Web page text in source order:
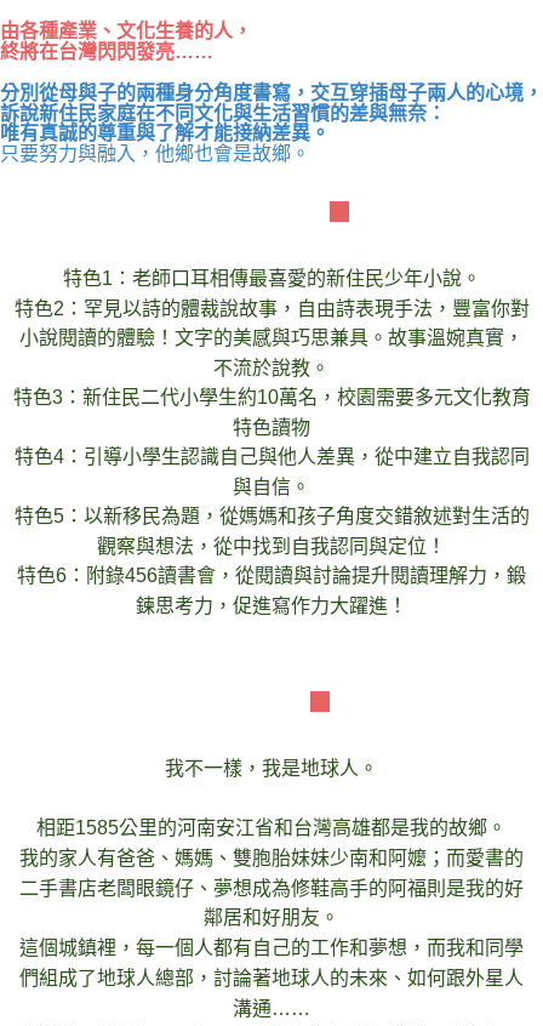
由各種產業、文化生養的人，
終將在台灣閃閃發亮……
分別從母與子的兩種身分角度書寫，交互穿插母子兩人的心境，
訴說新住民家庭在不同文化與生活習慣的差與無奈：
唯有真誠的尊重與了解才能接納差異。
只要努力與融入，他鄉也會是故鄉。
特色1：老師口耳相傳最喜愛的新住民少年小說。
特色2：罕見以詩的體裁說故事，自由詩表現手法，豐富你對
小說閱讀的體驗！文字的美感與巧思兼具。故事溫婉真實，
不流於說教。
特色3：新住民二代小學生約10萬名，校園需要多元文化教育
特色讀物
特色4：引導小學生認識自己與他人差異，從中建立自我認同
與自信。
特色5：以新移民為題，從媽媽和孩子角度交錯敘述對生活的
觀察與想法，從中找到自我認同與定位！
特色6：附錄456讀書會，從閱讀與討論提升閱讀理解力，鍛
鍊思考力，促進寫作力大躍進！
我不一樣，我是地球人。
相距1585公里的河南安江省和台灣高雄都是我的故鄉。
我的家人有爸爸、媽媽、雙胞胎妹妹少南和阿嬤；而愛書的
二手書店老闆眼鏡仔、夢想成為修鞋高手的阿福則是我的好
鄰居和好朋友。
這個城鎮裡，每一個人都有自己的工作和夢想，而我和同學
們組成了地球人總部，討論著地球人的未來、如何跟外星人
溝通……